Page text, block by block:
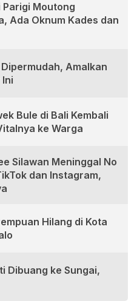
Parigi Moutong
Ada Oknum Kades dan
Amalkan
Bule di Bali Kembali
ke Warga
Silawan Meninggal No
dan Instagram,
Hilang di Kota
Dibuang ke Sungai,